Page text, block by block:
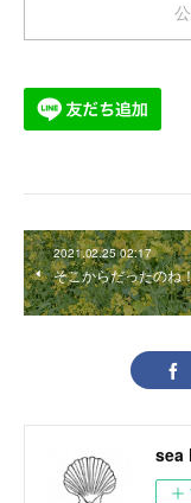
2021.02.25 02:17
そこからだったのね
sea